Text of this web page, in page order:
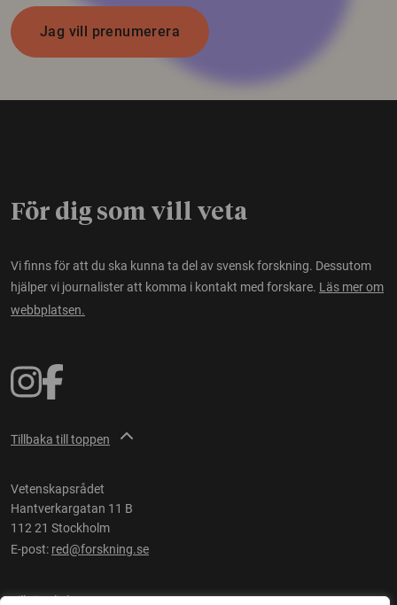
Jag vill prenumerera
För dig som vill veta
Vi finns för att du ska kunna ta del av svensk forskning. Dessutom
hjälper vi journalister att komma i kontakt med forskare. Läs mer om
webbplatsen.
Tillbaka till toppen
Vetenskapsrådet
Hantverkargatan 11 B
112 21 Stockholm
E-post: red@forskning.se
Tillgänglighet